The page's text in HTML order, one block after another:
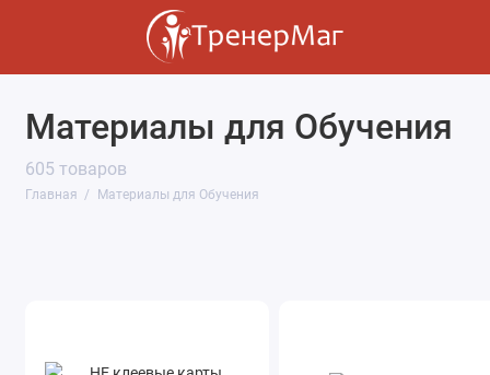
Материалы для Обучения
605 товаров
Главная Материалы для Обучения
НЕ клеевые карты модерационные
Стикеры и Метки
Авторские материалы